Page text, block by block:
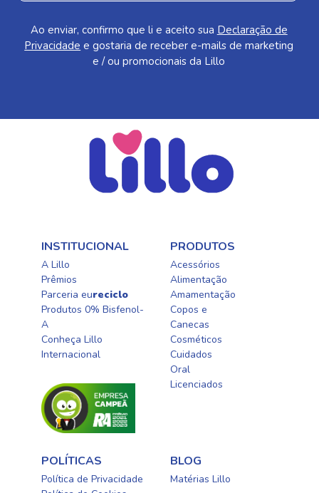
Ao enviar, confirmo que li e aceito sua Declaração de
Privacidade e gostaria de receber e-mails de marketing
e / ou promocionais da Lillo
INSTITUCIONAL
A Lillo
Prêmios
Parceria eureciclo
Produtos 0% Bisfenol-
A
Conheça Lillo
Internacional
PRODUTOS
Acessórios
Alimentação
Amamentação
Copos e
Canecas
Cosméticos
Cuidados
Oral​
Licenciados​
POLÍTICAS
Política de Privacidade
BLOG
Matérias Lillo